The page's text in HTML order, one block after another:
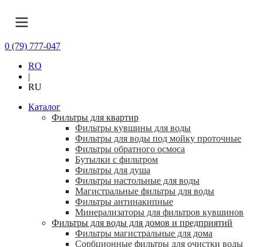
0 (79) 777-047
RO
|
RU
Каталог
Фильтры для квартир
Фильтры кувшины для воды
Фильтры для воды под мойку проточные
Фильтры обратного осмоса
Бутылки с фильтром
Фильтры для душа
Фильтры настольные для воды
Магистральные фильтры для воды
Фильтры антинакипные
Минерализаторы для фильтров кувшинов
Фильтры для воды для домов и предприятий
Фильтры магистральные для дома
Сорбционные фильтры для очистки воды